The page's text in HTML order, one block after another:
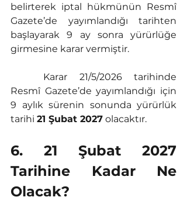
belirterek iptal hükmünün Resmî
Gazete’de yayımlandığı tarihten
başlayarak 9 ay sonra yürürlüğe
girmesine karar vermiştir.
Resmî Gazete’de yayımlandığı için
9 aylık sürenin sonunda yürürlük
tarihi 21 Şubat 2027 olacaktır.
6. 21 Şubat 2027
Tarihine Kadar Ne
Olacak?